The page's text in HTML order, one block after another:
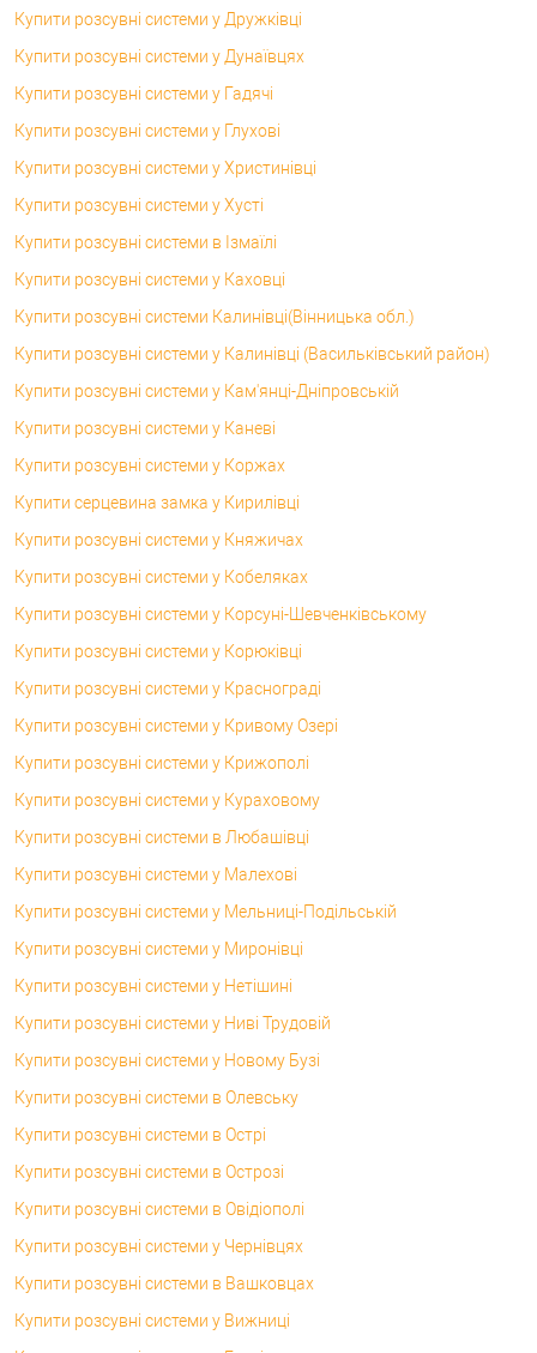
Купити розсувні системи у Дружківці
Купити розсувні системи у Дунаївцях
Купити розсувні системи у Гадячі
Купити розсувні системи у Глухові
Купити розсувні системи у Христинівці
Купити розсувні системи у Хусті
Купити розсувні системи в Ізмаїлі
Купити розсувні системи у Каховці
Купити розсувні системи Калинівці(Вінницька обл.)
Купити розсувні системи у Калинівці (Васильківський район)
Купити розсувні системи у Кам'янці-Дніпровській
Купити розсувні системи у Каневі
Купити розсувні системи у Коржах
Купити серцевина замка у Кирилівці
Купити розсувні системи у Княжичах
Купити розсувні системи у Кобеляках
Купити розсувні системи у Корсунi-Шевченківському
Купити розсувні системи у Корюківці
Купити розсувні системи у Краснограді
Купити розсувні системи у Кривому Озері
Купити розсувні системи у Крижополі
Купити розсувні системи у Кураховому
Купити розсувні системи в Любашівці
Купити розсувні системи у Малехові
Купити розсувні системи у Мельниці-Подільській
Купити розсувні системи у Миронівці
Купити розсувні системи у Нетішині
Купити розсувні системи у Ниві Трудовій
Купити розсувні системи у Новому Бузі
Купити розсувні системи в Олевську
Купити розсувні системи в Острі
Купити розсувні системи в Острозі
Купити розсувні системи в Овідіополі
Купити розсувні системи у Чернівцях
Купити розсувні системи в Вашковцах
Купити розсувні системи у Вижниці